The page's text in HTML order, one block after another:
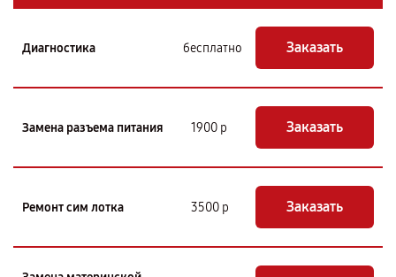
Диагностика бесплатно Заказать
Замена разъема питания 1900 р Заказать
Ремонт сим лотка 3500 р Заказать